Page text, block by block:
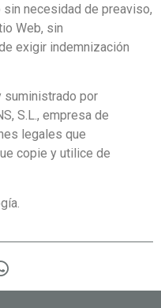
sin necesidad de preaviso,
Web, sin
exigir indemnización
suministrado por
S.L., empresa de
legales que
copie y utilice de